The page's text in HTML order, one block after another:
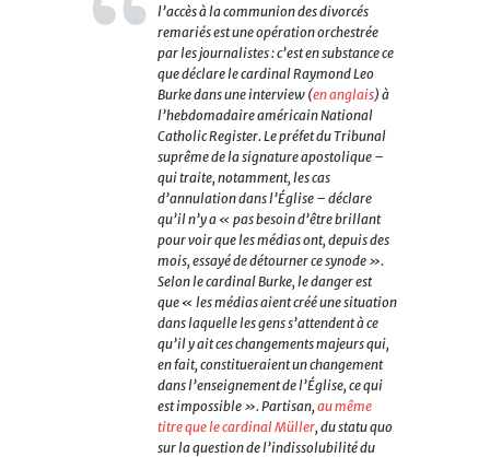
l’accès à la communion des divorcés
remariés est une opération orchestrée
par les journalistes : c’est en substance ce
que déclare le cardinal Raymond Leo
Burke dans une interview (en anglais) à
l’hebdomadaire américain National
Catholic Register. Le préfet du Tribunal
suprême de la signature apostolique –
qui traite, notamment, les cas
d’annulation dans l’Église – déclare
qu’il n’y a « pas besoin d’être brillant
pour voir que les médias ont, depuis des
mois, essayé de détourner ce synode ».
Selon le cardinal Burke, le danger est
que « les médias aient créé une situation
dans laquelle les gens s’attendent à ce
qu’il y ait ces changements majeurs qui,
en fait, constitueraient un changement
dans l’enseignement de l’Église, ce qui
est impossible ». Partisan, au même
titre que le cardinal Müller, du statu quo
sur la question de l’indissolubilité du